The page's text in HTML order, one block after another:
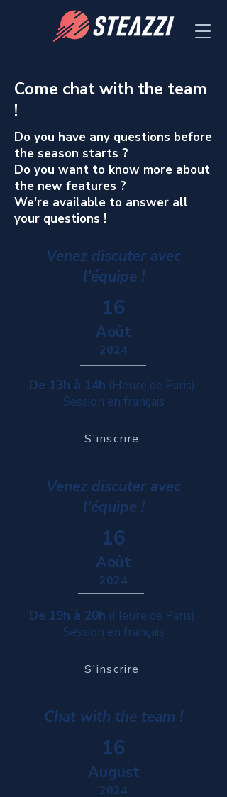
Come chat with the team
!
Do you have any questions before
the season starts ?
Do you want to know more about
the new features ?
We're available to answer all
your questions !
Venez discuter avec
l'équipe !
16
Août
2024
De 13h à 14h (Heure de Paris)
Session en français
S'inscrire
Venez discuter avec
l'équipe !
16
Août
2024
De 19h à 20h (Heure de Paris)
Session en français
S'inscrire
Chat with the team !
16
August
2024